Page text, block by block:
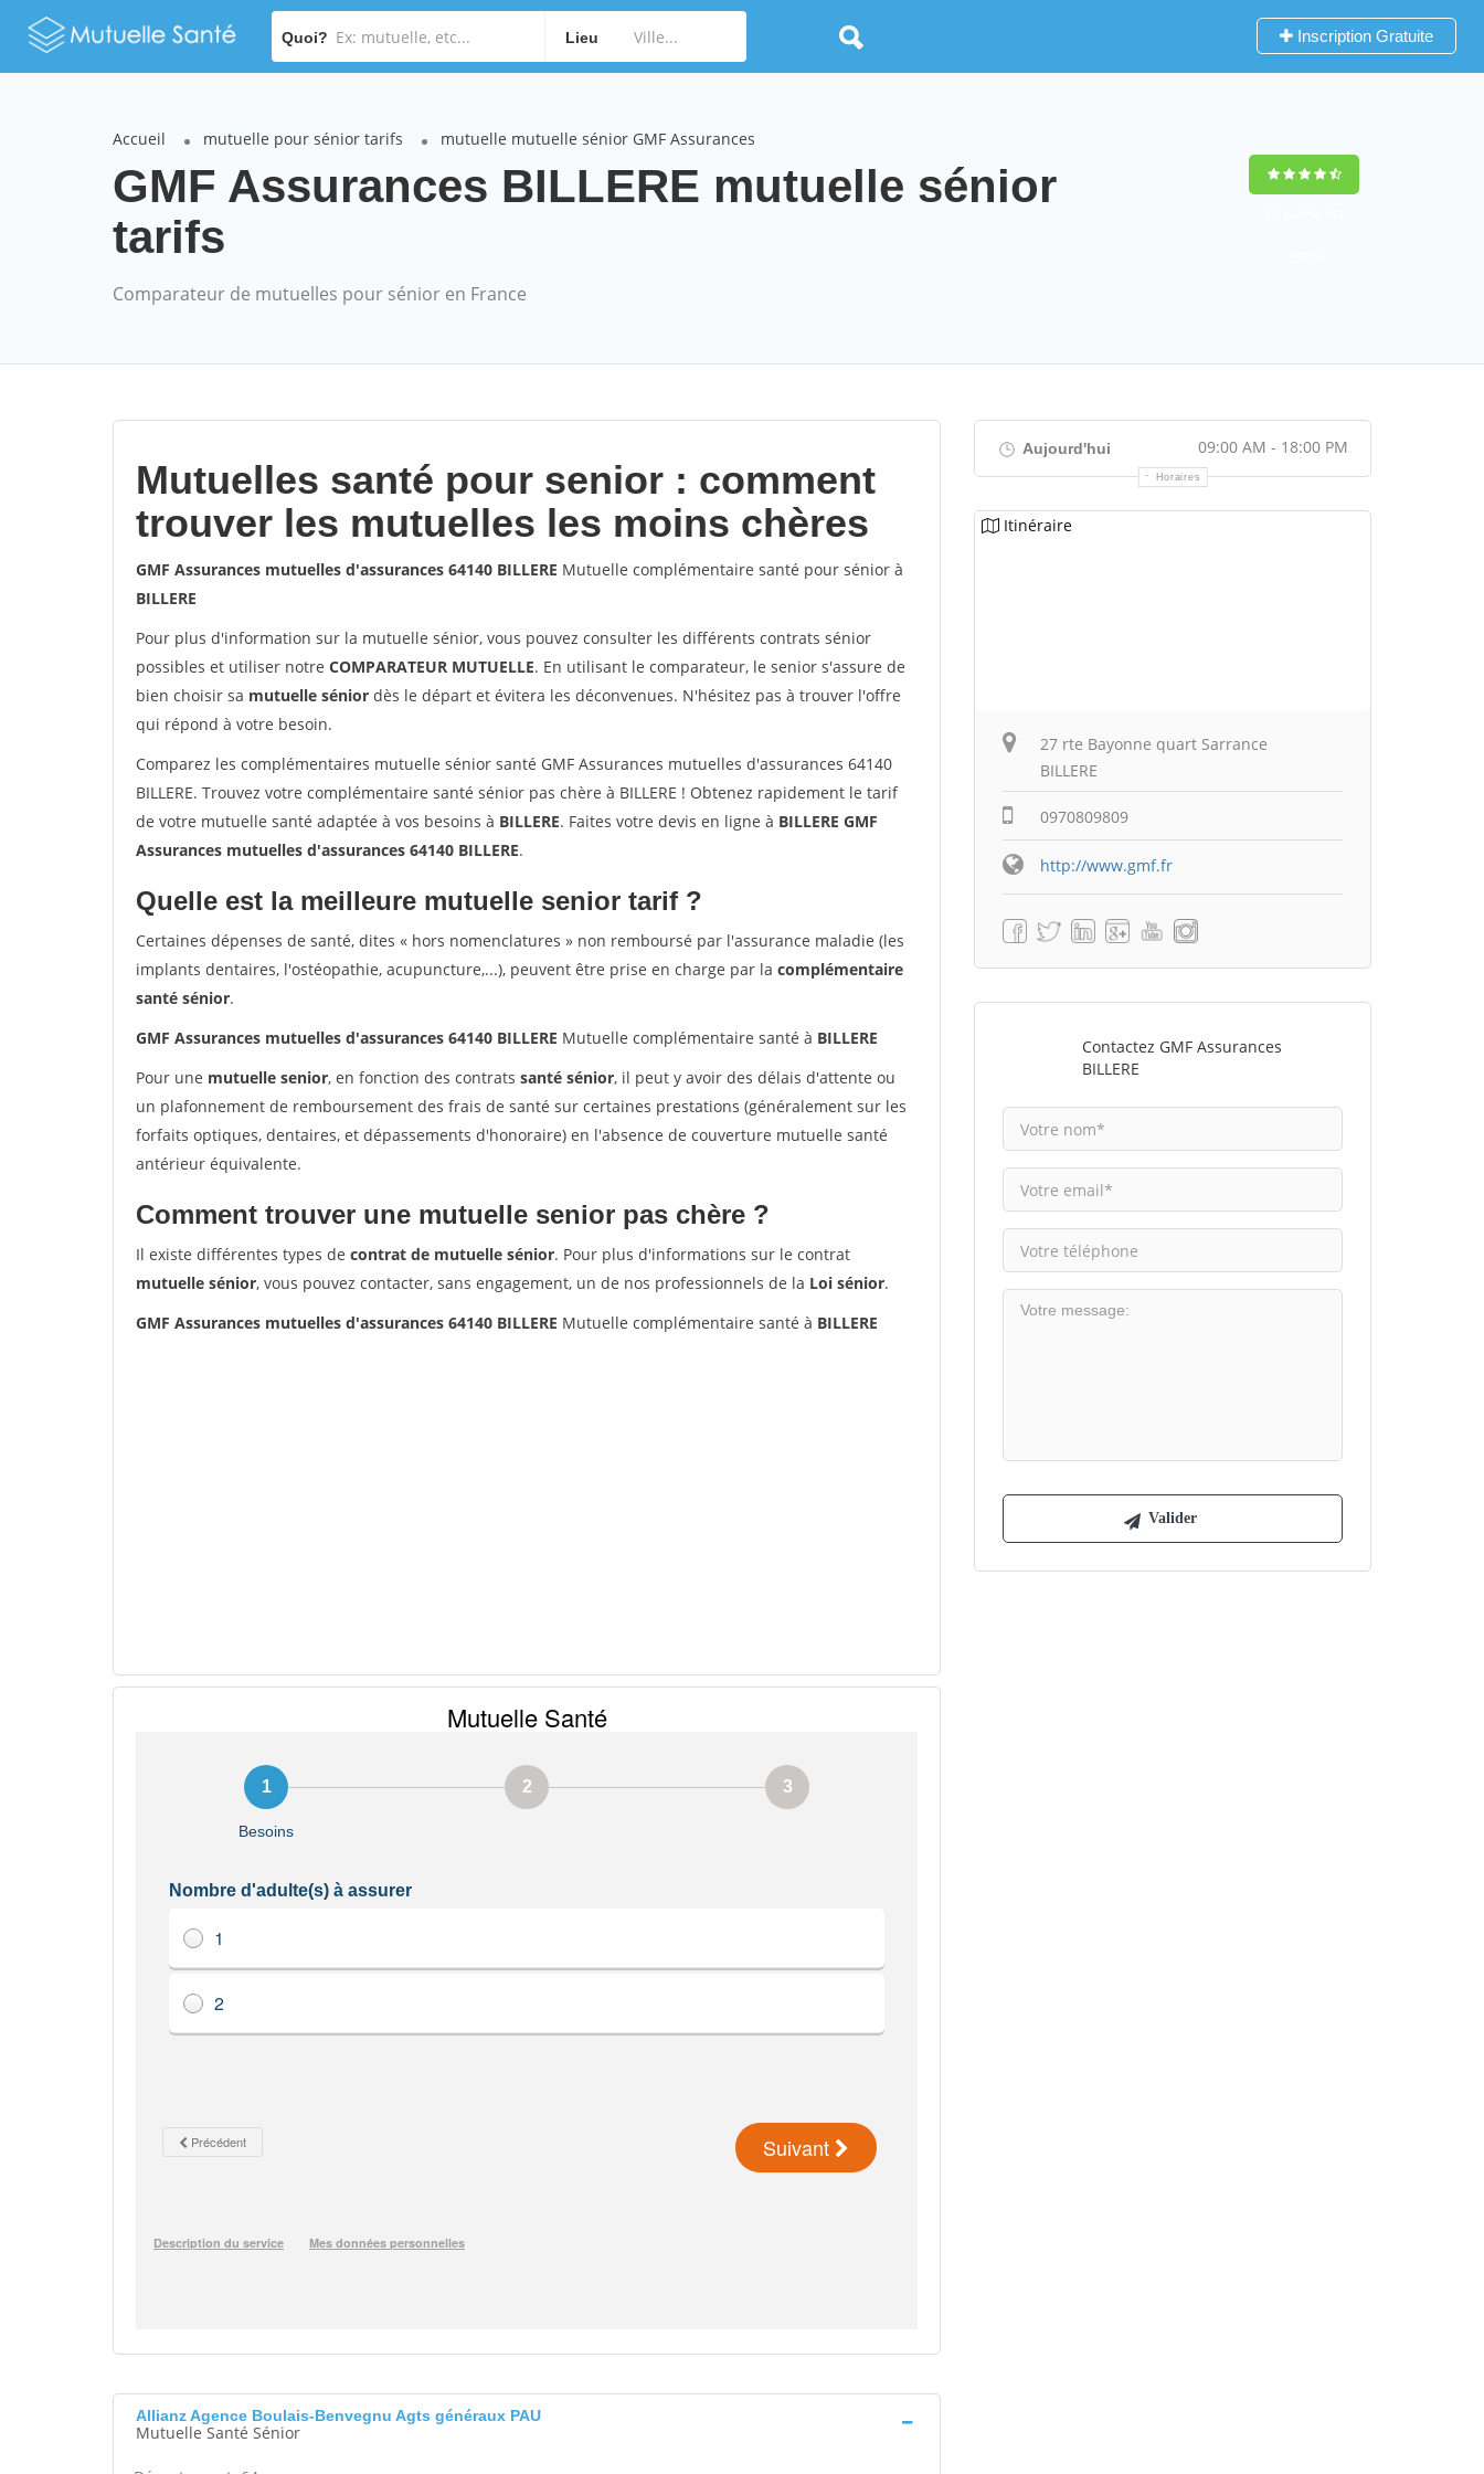
Quoi? Lieu Inscription Gratuite
Accueil mutuelle pour sénior tarifs mutuelle mutuelle sénior GMF Assurances
GMF Assurances BILLERE mutuelle sénior
tarifs
Comparateur de mutuelles pour sénior en France
Mutuelles santé pour senior : comment
trouver les mutuelles les moins chères
GMF Assurances mutuelles d'assurances 64140 BILLERE Mutuelle complémentaire santé pour sénior à
BILLERE
Pour plus d'information sur la mutuelle sénior, vous pouvez consulter les différents contrats sénior
possibles et utiliser notre COMPARATEUR MUTUELLE. En utilisant le comparateur, le senior s'assure de
bien choisir sa mutuelle sénior dès le départ et évitera les déconvenues. N'hésitez pas à trouver l'offre
qui répond à votre besoin.
Comparez les complémentaires mutuelle sénior santé GMF Assurances mutuelles d'assurances 64140
BILLERE. Trouvez votre complémentaire santé sénior pas chère à BILLERE ! Obtenez rapidement le tarif
de votre mutuelle santé adaptée à vos besoins à BILLERE. Faites votre devis en ligne à BILLERE GMF
Assurances mutuelles d'assurances 64140 BILLERE.
Quelle est la meilleure mutuelle senior tarif ?
Certaines dépenses de santé, dites « hors nomenclatures » non remboursé par l'assurance maladie (les
implants dentaires, l'ostéopathie, acupuncture,...), peuvent être prise en charge par la complémentaire
santé sénior.
GMF Assurances mutuelles d'assurances 64140 BILLERE Mutuelle complémentaire santé à BILLERE
Pour une mutuelle senior, en fonction des contrats santé sénior, il peut y avoir des délais d'attente ou
un plafonnement de remboursement des frais de santé sur certaines prestations (généralement sur les
forfaits optiques, dentaires, et dépassements d'honoraire) en l'absence de couverture mutuelle santé
antérieur équivalente.
Comment trouver une mutuelle senior pas chère ?
Il existe différentes types de contrat de mutuelle sénior. Pour plus d'informations sur le contrat
mutuelle sénior, vous pouvez contacter, sans engagement, un de nos professionnels de la Loi sénior.
GMF Assurances mutuelles d'assurances 64140 BILLERE Mutuelle complémentaire santé à BILLERE
Allianz Agence Boulais-Benvegnu Agts généraux PAU
Mutuelle Santé Sénior
Aujourd'hui 09:00 AM - 18:00 PM
Horaires
Itinéraire
27 rte Bayonne quart Sarrance
BILLERE
0970809809
http://www.gmf.fr
Contactez GMF Assurances
BILLERE